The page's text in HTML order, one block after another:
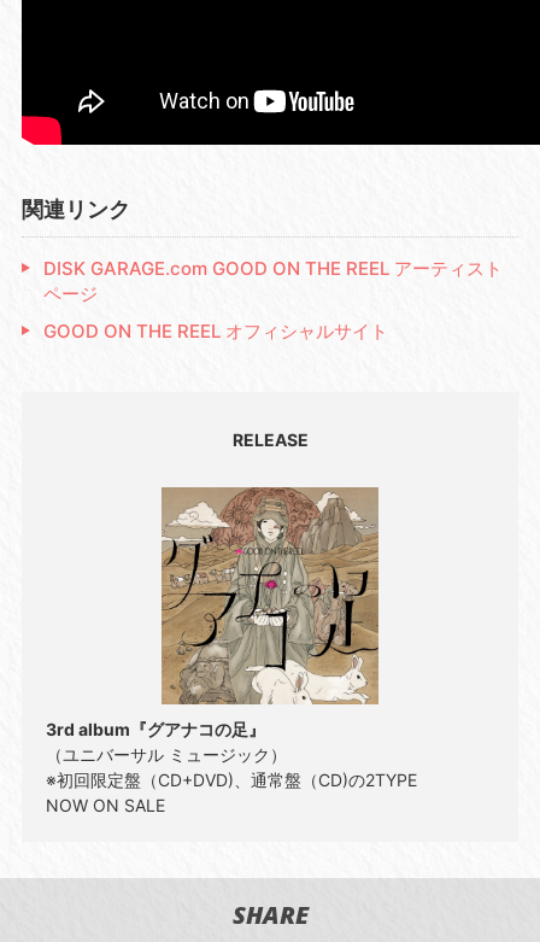
関連リンク
DISK GARAGE.com GOOD ON THE REEL アーティスト
ページ
GOOD ON THE REEL オフィシャルサイト
RELEASE
3rd album『グアナコの足』
（ユニバーサル ミュージック）
※初回限定盤（CD+DVD)、通常盤（CD)の2TYPE
NOW ON SALE
SHARE